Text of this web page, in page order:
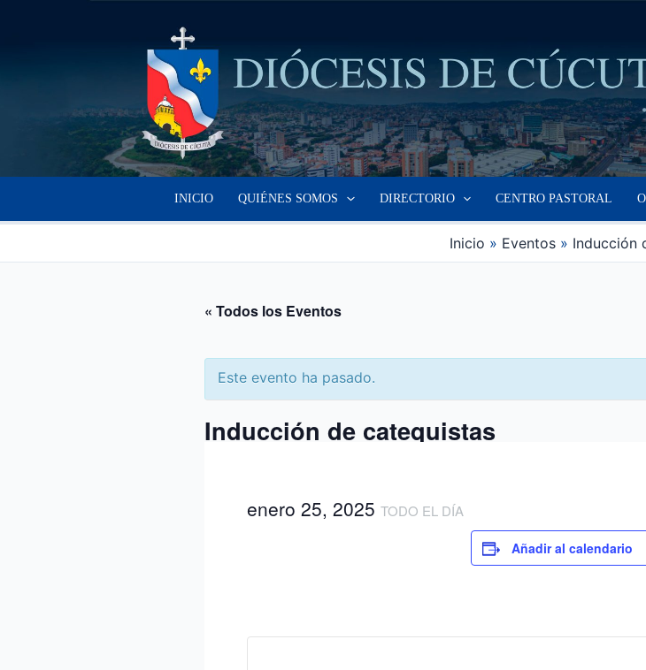
INICIO QUIÉNES SOMOS DIRECTORIO CENTRO PASTORAL
Inicio Eventos Inducción
« Todos los Eventos
Este evento ha pasado.
Inducción de catequistas
enero 25, 2025 TODO EL DÍA
Añadir al calendario